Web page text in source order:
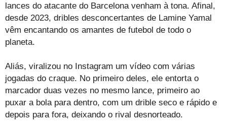
lances do atacante do Barcelona venham à tona. Afinal,
desde 2023, dribles desconcertantes de Lamine Yamal
vêm encantando os amantes de futebol de todo o
planeta.
Aliás, viralizou no Instagram um vídeo com várias
jogadas do craque. No primeiro deles, ele entorta o
marcador duas vezes no mesmo lance, primeiro ao
puxar a bola para dentro, com um drible seco e rápido e
depois para fora, deixando o rival desnorteado.